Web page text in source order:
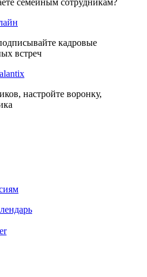
кадровые
встреч
настройте воронку,